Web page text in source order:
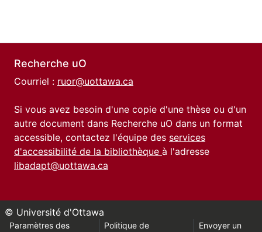
Recherche uO
Courriel : ruor@uottawa.ca
Si vous avez besoin d'une copie d'une thèse ou d'un
autre document dans Recherche uO dans un format
accessible, contactez l'équipe des services
d'accessibilité de la bibliothèque à l'adresse
libadapt@uottawa.ca
© Université d'Ottawa
Paramètres des Politique de Envoyer un